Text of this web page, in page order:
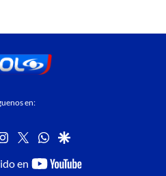
en:
instagram
twitterwhatsapp
google
en
youtube-